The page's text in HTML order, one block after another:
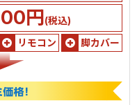
円(税込)
リモコン
脚カバー